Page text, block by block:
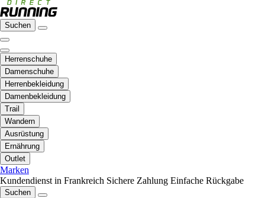
Suchen
Herrenschuhe
Damenschuhe
Herrenbekleidung
Damenbekleidung
Trail
Wandern
Ausrüstung
Ernährung
Outlet
Marken
Kundendienst in Frankreich Sichere Zahlung Einfache Rückgabe
Suchen